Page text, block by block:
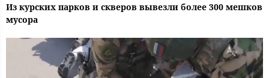
Из курских парков и скверов вывезли более 300 мешков
мусора